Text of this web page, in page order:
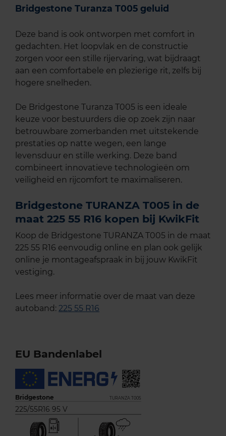
Bridgestone Turanza T005 geluid
Deze band is ook ontworpen met comfort in
gedachten. Het loopvlak en de constructie
zorgen voor een stille rijervaring, wat bijdraagt
aan een comfortabele en plezierige rit, zelfs bij
hogere snelheden.
De Bridgestone Turanza T005 is een ideale
keuze voor bestuurders die op zoek zijn naar
betrouwbare zomerbanden met uitstekende
prestaties op natte wegen, een lange
levensduur en stille werking. Deze band
combineert innovatieve technologieën om
veiligheid en rijcomfort te maximaliseren.
Bridgestone TURANZA T005 in de
maat 225 55 R16 kopen bij KwikFit
Koop de Bridgestone TURANZA T005 in de maat
225 55 R16 eenvoudig online en plan ook gelijk
online je montageafspraak in bij jouw KwikFit
vestiging.
Lees meer informatie over de maat van deze
autoband: 225 55 R16
EU Bandenlabel
Bridgestone TURANZA T005
225/55R16 95 V